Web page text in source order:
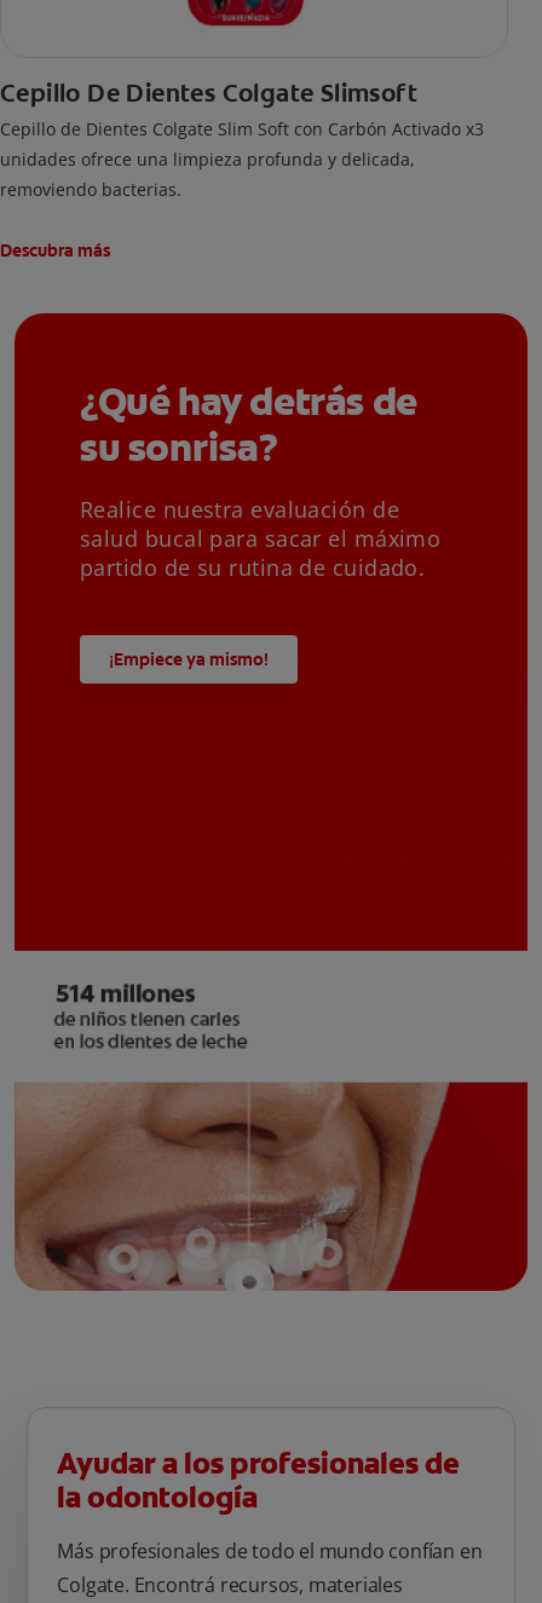
Cepillo De Dientes Colgate Slimsoft
Cepillo de Dientes Colgate Slim Soft con Carbón Activado x3
unidades ofrece una limpieza profunda y delicada,
removiendo bacterias.
Descubra más
¿Qué hay detrás de
su sonrisa?
Realice nuestra evaluación de
salud bucal para sacar el máximo
partido de su rutina de cuidado.
¡Empiece ya mismo!
Ayudar a los profesionales de
la odontología
Más profesionales de todo el mundo confían en
Colgate. Encontrá recursos, materiales